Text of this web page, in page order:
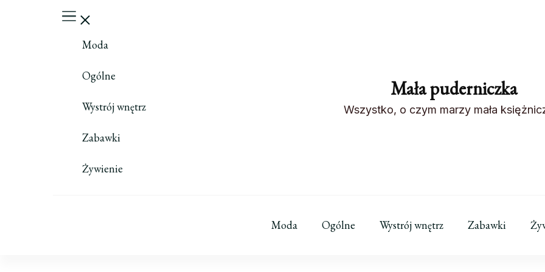
Moda
Ogólne
Wystrój wnętrz
Zabawki
Żywienie
Mała puderniczka
Wszystko, o czym marzy mała
Moda Ogólne Wystrój wnętrz Zabawki